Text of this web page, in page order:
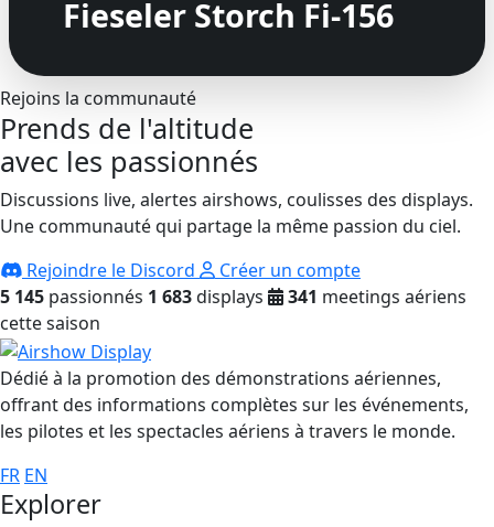
Fieseler Storch Fi-156
Rejoins la communauté
Prends de l'altitude
avec les passionnés
Discussions live, alertes airshows, coulisses des displays.
Une communauté qui partage la même passion du ciel.
Rejoindre le Discord
Créer un compte
5 145 passionnés 1 683displays 341 meetings aériens
cette saison
Dédié à la promotion des démonstrations aériennes,
offrant des informations complètes sur les événements,
les pilotes et les spectacles aériens à travers le monde.
FR EN
Explorer